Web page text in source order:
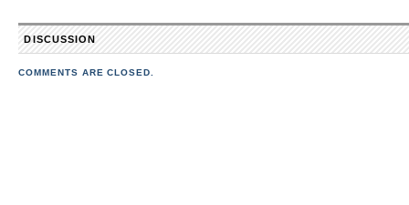
DISCUSSION
COMMENTS ARE CLOSED.